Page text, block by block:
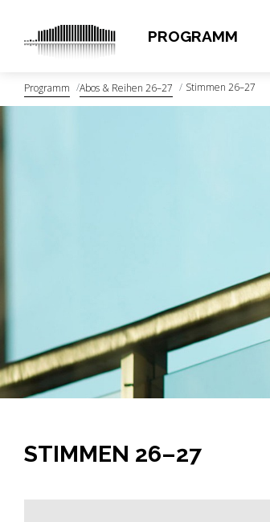
PROGRAMM
Programm Abos & Reihen 26–27 Stimmen 26–27
STIMMEN 26–27